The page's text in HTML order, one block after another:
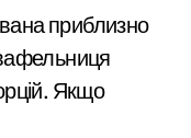
приблизно
Якщо